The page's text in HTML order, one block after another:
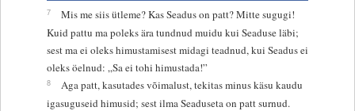
7
Mis me siis ütleme? Kas Seadus on patt? Mitte sugugi!
Kuid pattu ma poleks ära tundnud muidu kui Seaduse läbi;
sest ma ei oleks himustamisest midagi teadnud, kui Seadus ei
oleks öelnud: „Sa ei tohi himustada!”
8
Aga patt, kasutades võimalust, tekitas minus käsu kaudu
igasuguseid himusid; sest ilma Seaduseta on patt surnud.